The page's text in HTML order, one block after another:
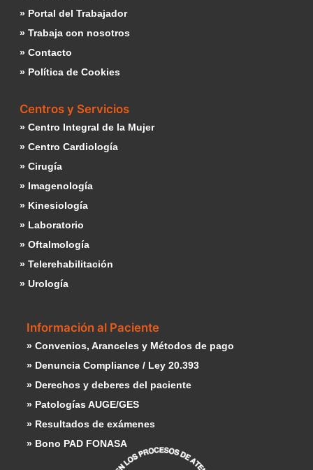
» Portal del Trabajador
» Trabaja con nosotros
» Contacto
» Política de Cookies
Centros y Servicios
» Centro Integral de la Mujer
» Centro Cardiología
» Cirugía
» Imagenología
» Kinesiología
» Laboratorio
» Oftalmología
» Telerehabilitación
» Urología
Información al Paciente
» Convenios, Aranceles y Métodos de pago
» Denuncia Compliance / Ley 20.393
» Derechos y deberes del paciente
» Patologías AUGE/GES
» Resultados de exámenes
» Bono PAD FONASA